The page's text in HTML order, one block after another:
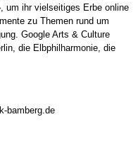
um ihr vielseitiges Erbe online
zu Themen rund um
Google Arts & Culture
die Elbphilharmonie, die
bamberg.de